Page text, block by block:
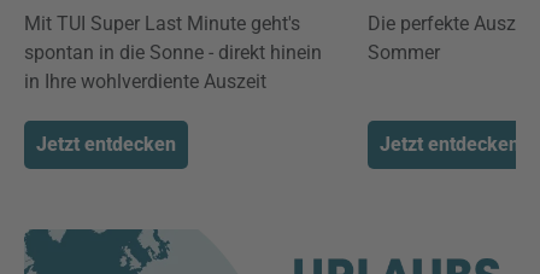
Mit TUI Super Last Minute geht's
spontan in die Sonne - direkt hinein
in Ihre wohlverdiente Auszeit
Jetzt entdecken
Die perfekte
Sommer
Jetzt entdecken